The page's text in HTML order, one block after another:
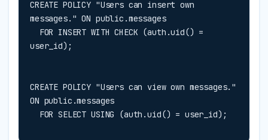
CREATE POLICY "Users can insert own
messages." ON public.messages
user_id);
CREATE POLICY "Users can view own messages."
ON public.messages
  FOR SELECT USING (auth.uid() = user_id);